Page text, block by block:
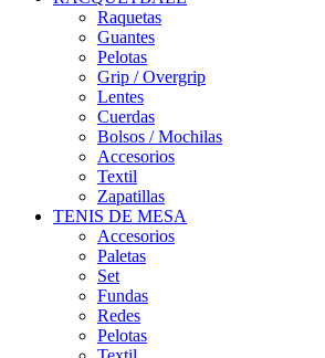
Raquetas
Guantes
Pelotas
Grip / Overgrip
Lentes
Cuerdas
Bolsos / Mochilas
Accesorios
Textil
Zapatillas
TENIS DE MESA
Accesorios
Paletas
Set
Fundas
Redes
Pelotas